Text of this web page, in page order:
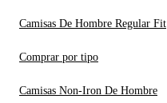
Camisas De Hombre Regular Fit
Comprar por tipo
Camisas Non-Iron De Hombre